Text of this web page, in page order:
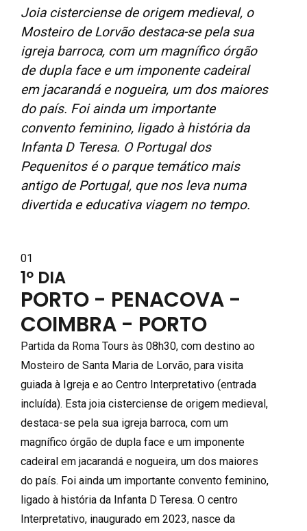
Joia cisterciense de origem medieval, o
Mosteiro de Lorvão destaca-se pela sua
igreja barroca, com um magnífico órgão
de dupla face e um imponente cadeiral
em jacarandá e nogueira, um dos maiores
do país. Foi ainda um importante
convento feminino, ligado à história da
Infanta D Teresa. O Portugal dos
Pequenitos é o parque temático mais
antigo de Portugal, que nos leva numa
divertida e educativa viagem no tempo.
01
1º DIA
PORTO - PENACOVA -
COIMBRA - PORTO
Partida da Roma Tours às 08h30, com destino ao
Mosteiro de Santa Maria de Lorvão, para visita
guiada à Igreja e ao Centro Interpretativo (entrada
incluída). Esta joia cisterciense de origem medieval,
destaca-se pela sua igreja barroca, com um
magnífico órgão de dupla face e um imponente
cadeiral em jacarandá e nogueira, um dos maiores
do país. Foi ainda um importante convento feminino,
ligado à história da Infanta D Teresa. O centro
Interpretativo, inaugurado em 2023, nasce da